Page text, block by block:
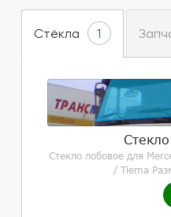
Стёкла 1
Стекло лобовое для
/ Tiema